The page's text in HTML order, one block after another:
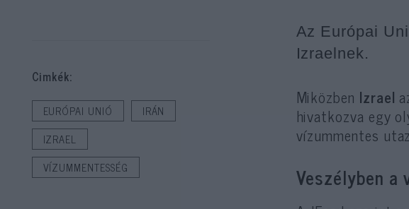
Az Európai
Izraelnek.
Miközben Izrael
hivatkozva egy
vízummentes
Veszélyben a
Cimkék:
EURÓPAI UNIÓ
IRÁN
IZRAEL
VÍZUMMENTESSÉG